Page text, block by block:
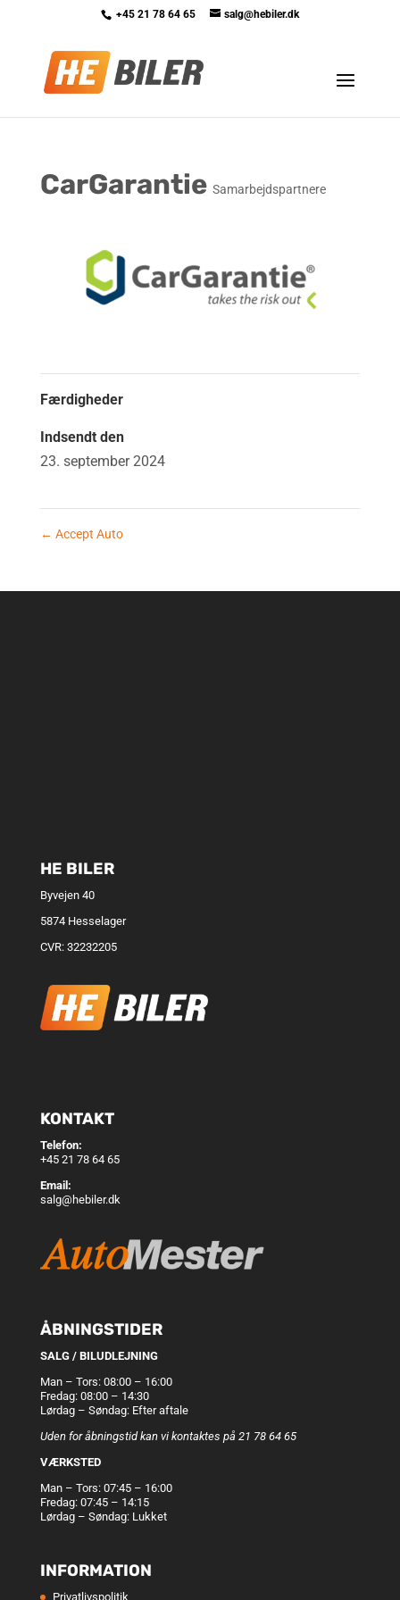
+45 21 78 64 65 salg@hebiler.dk
CarGarantie Samarbejdspartnere
Færdigheder
Indsendt den
23. september 2024
← Accept Auto
HE BILER
Byvejen 40
5874 Hesselager
CVR: 32232205
KONTAKT
Telefon:
+45 21 78 64 65
Email:
salg@hebiler.dk
ÅBNINGSTIDER
SALG / BILUDLEJNING
Man – Tors: 08:00 – 16:00
Fredag: 08:00 – 14:30
Lørdag – Søndag: Efter aftale
Uden for åbningstid kan vi kontaktes på 21 78 64 65
VÆRKSTED
Man – Tors: 07:45 – 16:00
Fredag: 07:45 – 14:15
Lørdag – Søndag: Lukket
INFORMATION
Privatlivspolitik